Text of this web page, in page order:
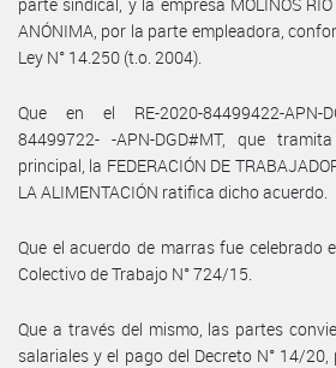
ANÓNIMA, por la parte empleadora,
Ley N° 14.250 (t.o. 2004).
Que en el RE-2020-84499422-APN-
84499722- -APN-DGD#MT, que
principal, la FEDERACIÓN DE
LA ALIMENTACIÓN ratifica dicho acuerdo.
Que el acuerdo de marras fue celebrado
Colectivo de Trabajo N° 724/15.
Que a través del mismo, las partes
salariales y el pago del Decreto N° 14/